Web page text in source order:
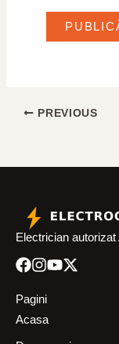
PREVIOUS
Electrician
Pagini
Acasa